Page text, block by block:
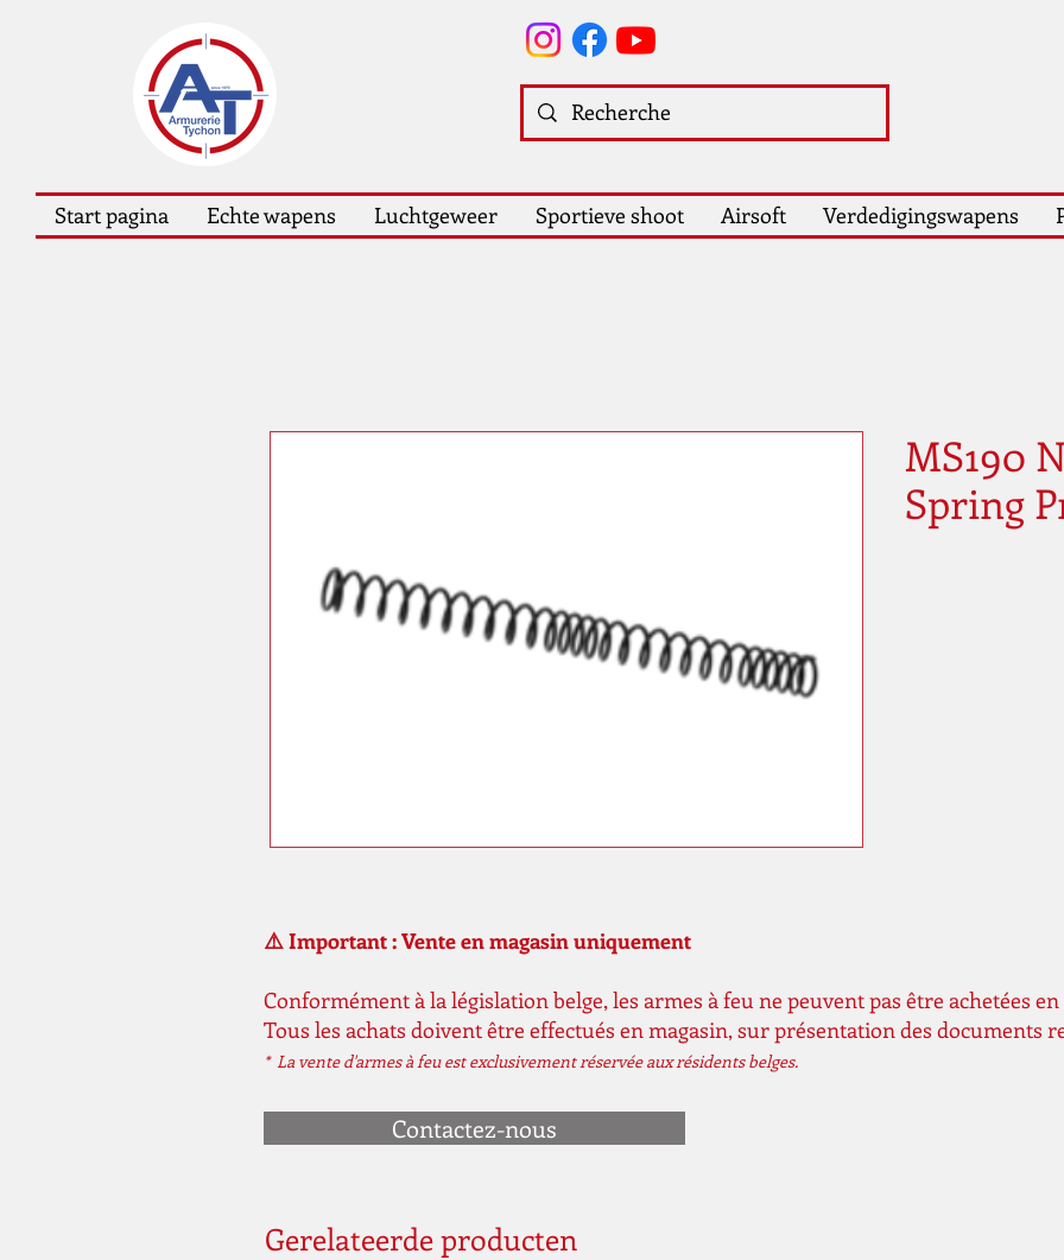
Start pagina Echte wapens Luchtgeweer Sportieve shoot Airsoft Verdedigingswapens
MS190
Spring
⚠️ Important : Vente en magasin uniquement
Conformément à la législation belge, les armes à feu ne peuvent pas être achetées
Tous les achats doivent être effectués en magasin, sur présentation des documents
* La vente d'armes à feu est exclusivement réservée aux résidents belges.
Contactez-nous
Gerelateerde producten